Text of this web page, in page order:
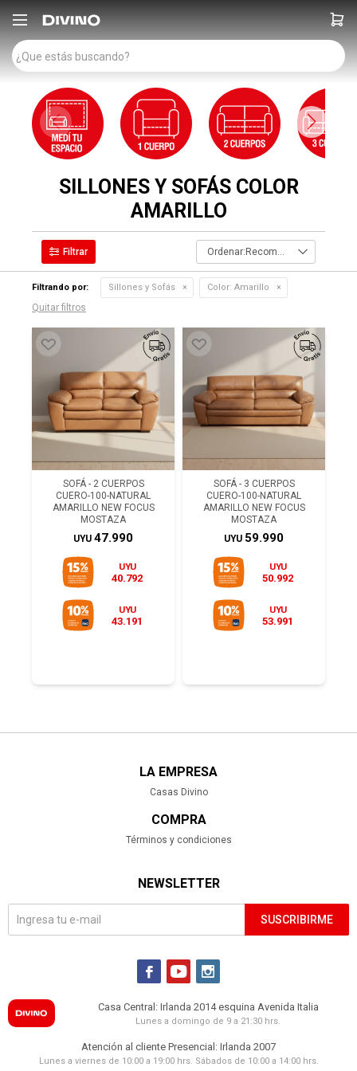

SILLONES Y SOFÁS COLOR
AMARILLO
Recomendados
Filtrando por: Sillones y Sofás Color: Amarillo
Quitar filtros
SOFÁ - 2 CUERPOS
CUERO-100-NATURAL
AMARILLO NEW FOCUS
MOSTAZA
UYU 47.990
UYU
40.792
UYU
43.191
SOFÁ - 3 CUERPOS
CUERO-100-NATURAL
AMARILLO NEW FOCUS
MOSTAZA
UYU 59.990
UYU
50.992
UYU
53.991
LA EMPRESA
Casas Divino
COMPRA
Términos y condiciones
NEWSLETTER
SUSCRIBIRME
  
Casa Central: Irlanda 2014 esquina Avenida Italia
Lunes a domingo de 9 a 21:30 hrs.
Atención al cliente Presencial: Irlanda 2007
Lunes a viernes de 10:00 a 19:00 hrs. Sábados de 10:00 a 14:00 hrs.